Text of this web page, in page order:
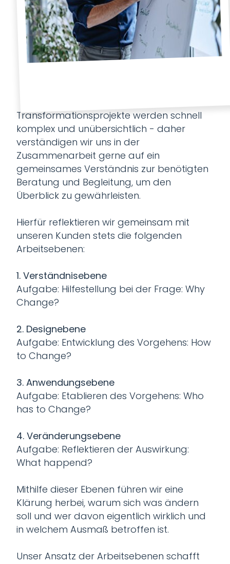
Transformationsprojekte werden schnell
komplex und unübersichtlich - daher
verständigen wir uns in der
Zusammenarbeit gerne auf ein
gemeinsames Verständnis zur benötigten
Beratung und Begleitung, um den
Überblick zu gewährleisten.
Hierfür reflektieren wir gemeinsam mit
unseren Kunden stets die folgenden
Arbeitsebenen:
1. Verständnisebene
Aufgabe: Hilfestellung bei der Frage: Why
Change?
2. Designebene
Aufgabe: Entwicklung des Vorgehens: How
to Change?
3. Anwendungsebene
Aufgabe: Etablieren des Vorgehens: Who
has to Change?
4. Veränderungsebene
Aufgabe: Reflektieren der Auswirkung:
What happend?
Mithilfe dieser Ebenen führen wir eine
Klärung herbei, warum sich was ändern
soll und wer davon eigentlich wirklich und
in welchem Ausmaß betroffen ist.
Unser Ansatz der Arbeitsebenen schafft